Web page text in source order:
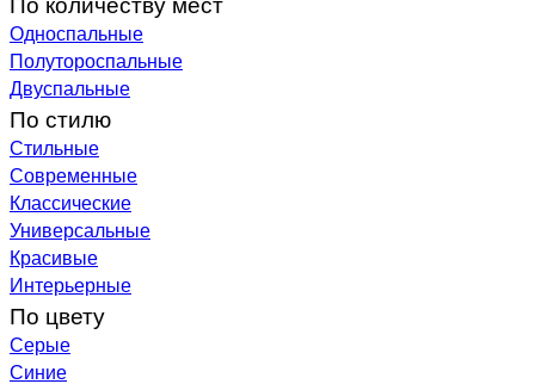
Односпальные
Полутороспальные
Двуспальные
По стилю
Стильные
Современные
Классические
Универсальные
Красивые
Интерьерные
По цвету
Серые
Синие